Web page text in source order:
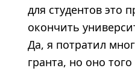
для студентов это
окончить
Да, я потратил
гранта, но оно